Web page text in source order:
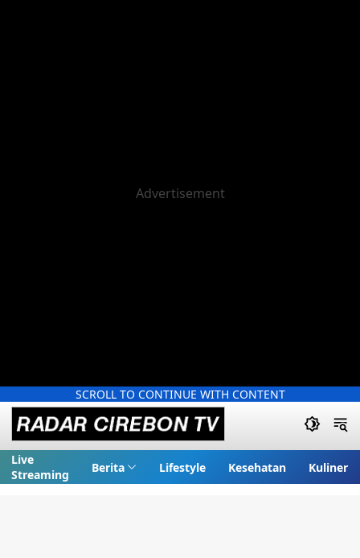
SCROLL TO CONTINUE WITH CONTENT
Live
Streaming
Berita Lifestyle Kesehatan Kuliner